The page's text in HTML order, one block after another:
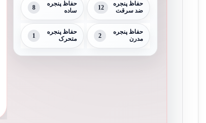
حفاظ پنجره
ضد سرقت
12
حفاظ پنجره
ساده
8
حفاظ پنجره
مدرن
2
حفاظ پنجره
متحرک
1